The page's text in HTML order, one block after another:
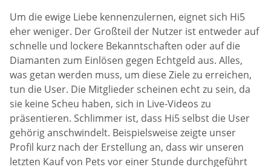
Um die ewige Liebe kennenzulernen, eignet sich Hi5
eher weniger. Der Großteil der Nutzer ist entweder auf
schnelle und lockere Bekanntschaften oder auf die
Diamanten zum Einlösen gegen Echtgeld aus. Alles,
was getan werden muss, um diese Ziele zu erreichen,
tun die User. Die Mitglieder scheinen echt zu sein, da
sie keine Scheu haben, sich in Live-Videos zu
präsentieren. Schlimmer ist, dass Hi5 selbst die User
gehörig anschwindelt. Beispielsweise zeigte unser
Profil kurz nach der Erstellung an, dass wir unseren
letzten Kauf von Pets vor einer Stunde durchgeführt